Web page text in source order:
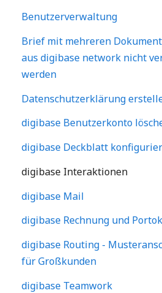
Benutzerverwaltung
Brief mit mehreren
aus digibase network nicht
werden
Datenschutzerklärung
digibase Benutzerkonto
digibase Deckblatt
digibase Interaktionen
digibase Mail
digibase Rechnung und
digibase Routing -
für Großkunden
digibase Teamwork